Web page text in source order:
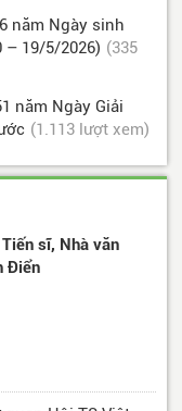
năm Ngày sinh
– 19/5/2026) (335
năm Ngày Giải
(1.113 lượt xem)
sĩ, Nhà văn
Điển